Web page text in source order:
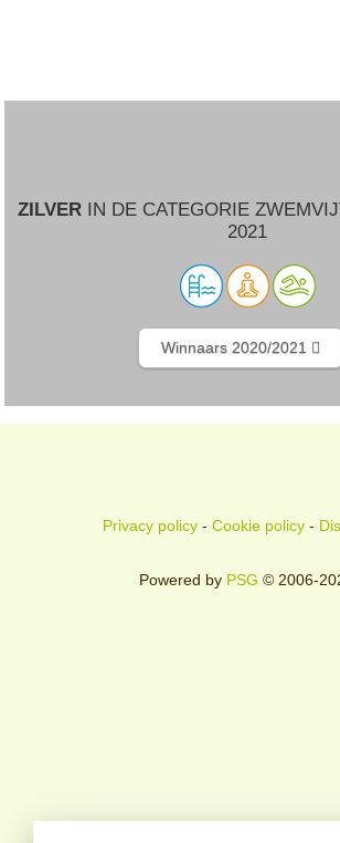
ZILVER IN DE CATEGORIE
2021
Winnaars 2020/2021
Privacy policy- Cookie policy-
Powered by PSG © 2006-